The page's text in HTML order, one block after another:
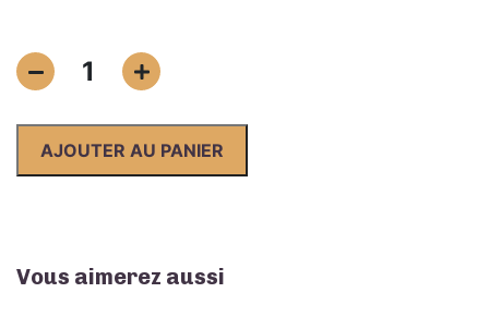
quantité
de
Grande
Faune
1
AJOUTER AU PANIER
Vous aimerez aussi